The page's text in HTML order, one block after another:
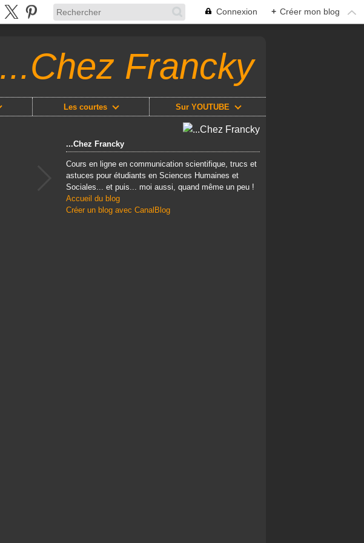
Connexion + Créer mon blog
...Chez Francky
Les courtes Sur YOUTUBE
...Chez Francky
Cours en ligne en communication scientifique, trucs et
astuces pour étudiants en Sciences Humaines et
Sociales... et puis... moi aussi, quand même un peu !
Accueil du blog
Créer un blog avec CanalBlog